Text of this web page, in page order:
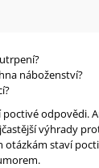
náboženství?
poctivé odpovědi.
výhrady
otázkám staví